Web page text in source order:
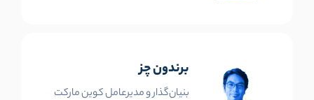
برندون چز
بنیان‌گذار و مدیرعامل کوین مارکت